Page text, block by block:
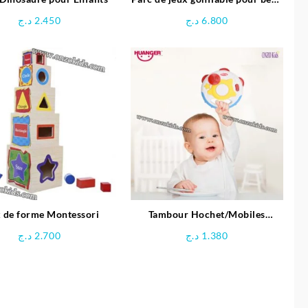
2.450 د.ج 6.800 د.ج
de forme Montessori
2.700 د.ج
Tambour Hochet/Mobiles
1.380 د.ج